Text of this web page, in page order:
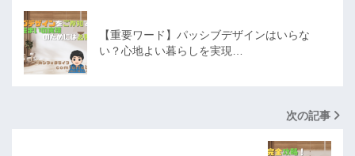
【重要ワード】パッシブデザインはいらな
い？心地よい暮らしを実現…
次の記事